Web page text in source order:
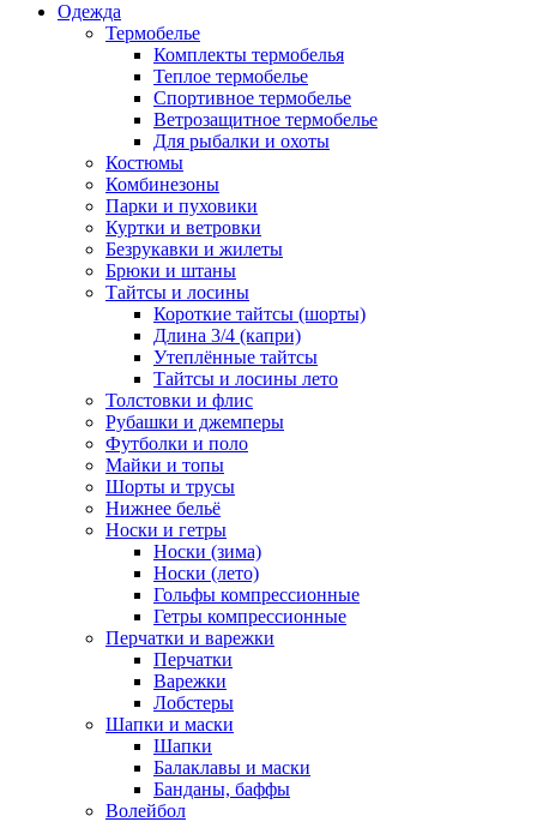
Одежда
Термобелье
Комплекты термобелья
Теплое термобелье
Спортивное термобелье
Ветрозащитное термобелье
Для рыбалки и охоты
Костюмы
Комбинезоны
Парки и пуховики
Куртки и ветровки
Безрукавки и жилеты
Брюки и штаны
Тайтсы и лосины
Короткие тайтсы (шорты)
Длина 3/4 (капри)
Утеплённые тайтсы
Тайтсы и лосины лето
Толстовки и флис
Рубашки и джемперы
Футболки и поло
Майки и топы
Шорты и трусы
Нижнее бельё
Носки и гетры
Носки (зима)
Носки (лето)
Гольфы компрессионные
Гетры компрессионные
Перчатки и варежки
Перчатки
Варежки
Лобстеры
Шапки и маски
Шапки
Балаклавы и маски
Банданы, баффы
Волейбол